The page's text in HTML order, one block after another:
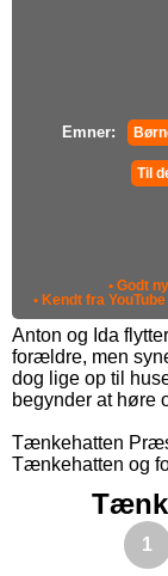
Emner:
Til
• Godt
• Kendt fra
Anton og Ida
forældre, men
dog lige op til
begynder at høre
Tænkehatten
Tænkehatten og
1